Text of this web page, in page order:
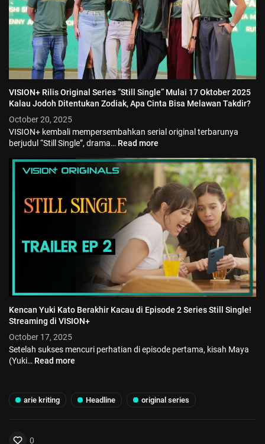
VISION+ Rilis Original Series “Still Single” Mulai 17 Oktober 2025
Kalau Jodoh Ditentukan Zodiak, Apa Cinta Bisa Melawan Takdir?
October 20, 2025
VISION+ kembali mempersembahkan serial original terbarunya
berjudul “Still Single”, drama… Read more
Kencan Yuki Kato Berakhir Kacau di Episode 2 Series Still Single!
Streaming di VISION+
October 17, 2025
Setelah sukses mencuri perhatian di episode pertama, kisah Maya
(Yuki… Read more
arie kriting Headline original series
0